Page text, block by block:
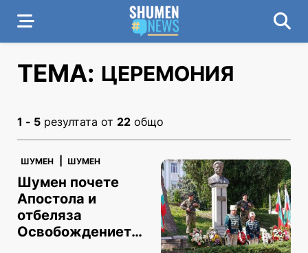
ТЕМА: ЦЕРЕМОНИЯ
1 - 5 резултата от 22 общо
ШУМЕН ШУМЕН
Шумен почете
Апостола и
отбеляза
Освобождението